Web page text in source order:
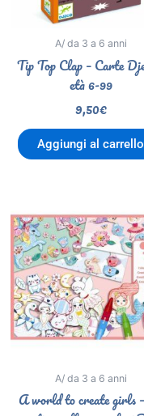
A/ da 3 a 6 anni
Tip Top Clap – Carte
età 6-99
9,50€
Aggiungi al carrello
A/ da 3 a 6 anni
A world to create girls